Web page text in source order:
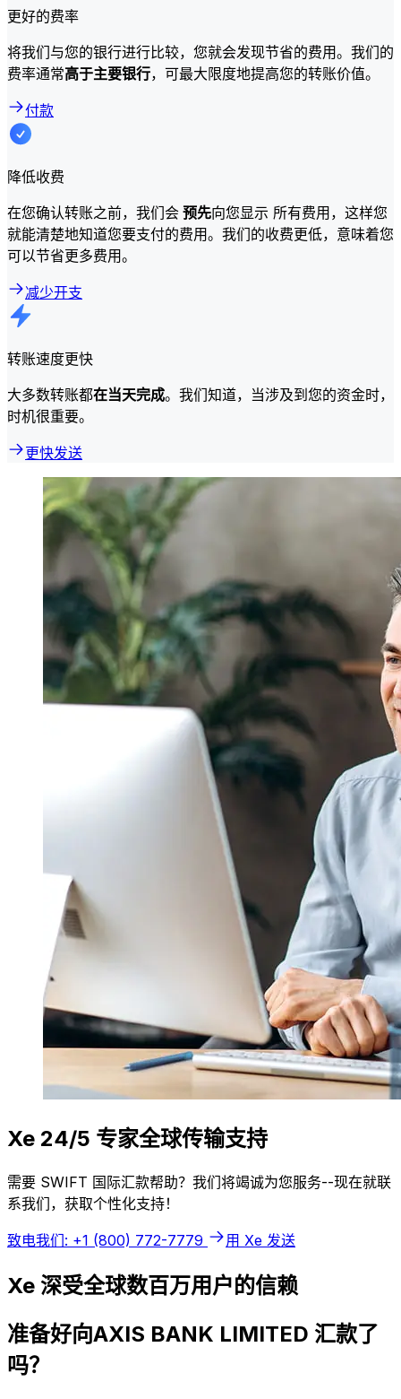
更好的费率
将我们与您的银行进行比较，您就会发现节省的费用。我们的
费率通常高于主要银行，可最大限度地提高您的转账价值。
付款
降低收费
在您确认转账之前，我们会 预先向您显示 所有费用，这样您
就能清楚地知道您要支付的费用。我们的收费更低，意味着您
可以节省更多费用。
减少开支
转账速度更快
大多数转账都在当天完成。我们知道，当涉及到您的资金时，
时机很重要。
更快发送
Xe 24/5 专家全球传输支持
需要 SWIFT 国际汇款帮助？我们将竭诚为您服务--现在就联
系我们，获取个性化支持！
致电我们: +1 (800) 772-7779 用 Xe 发送
Xe 深受全球数百万用户的信赖
准备好向AXIS BANK LIMITED 汇款了
吗？